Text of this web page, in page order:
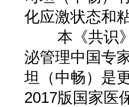
化应激状态和
本《共识》
泌管理中国专
坦（中畅）是
2017版国家医